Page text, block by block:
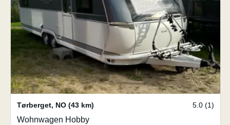
Tørberget, NO (43 km) 5.0 (1)
Wohnwagen Hobby